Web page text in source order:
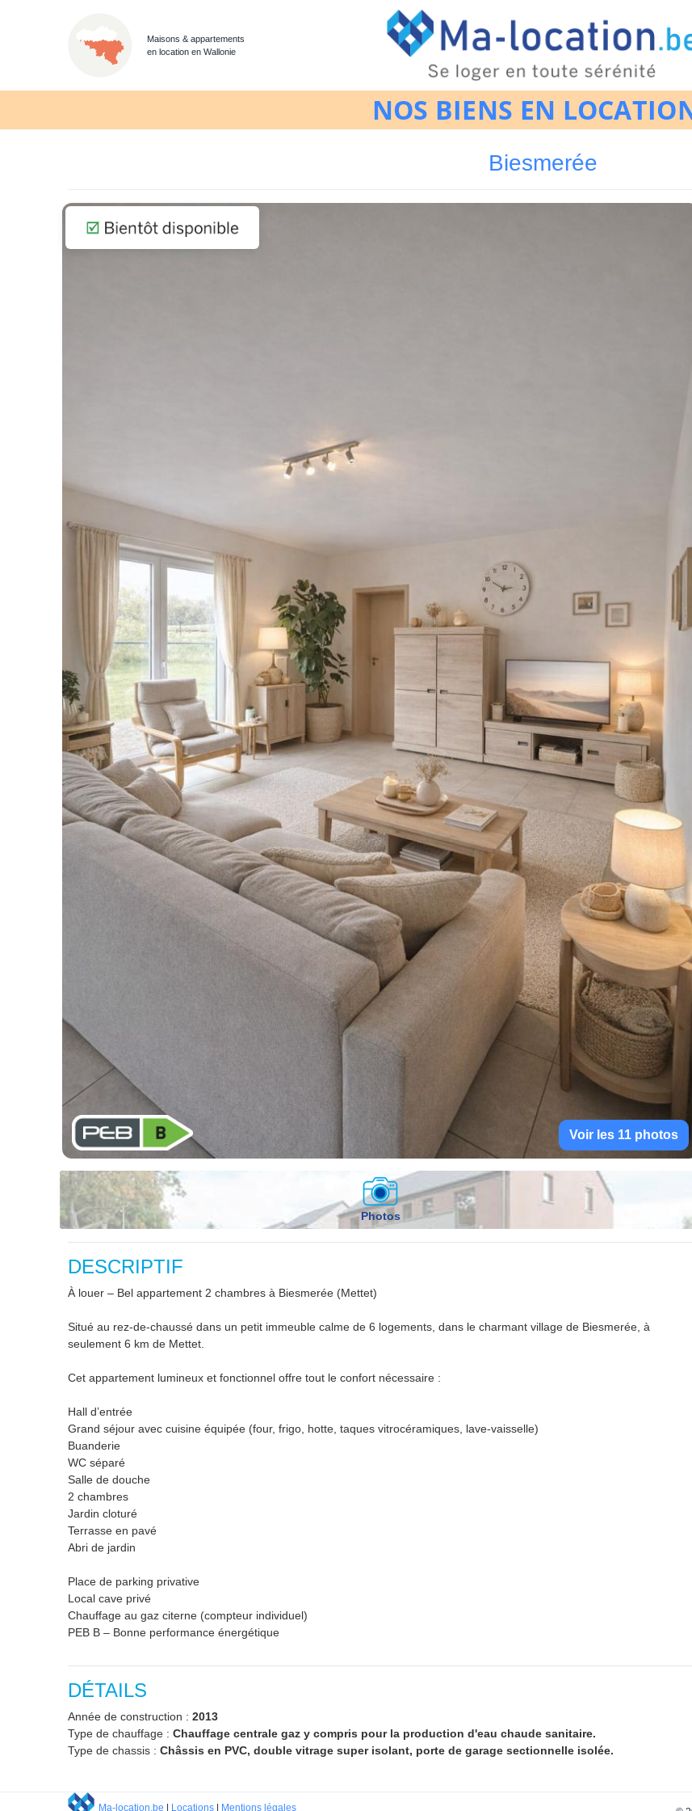
Maisons & appartements
en location en Wallonie
NOS BIENS EN
Biesmerée
Voir les 11 photos
Photos
DESCRIPTIF
À louer – Bel appartement 2 chambres à Biesmerée (Mettet)
Situé au rez-de-chaussé dans un petit immeuble calme de 6 logements, dans le charmant village de Biesmerée, à
seulement 6 km de Mettet.
Cet appartement lumineux et fonctionnel offre tout le confort nécessaire :
Hall d’entrée
Grand séjour avec cuisine équipée (four, frigo, hotte, taques vitrocéramiques, lave-vaisselle)
Buanderie
WC séparé
Salle de douche
2 chambres
Jardin cloturé
Terrasse en pavé
Abri de jardin
Place de parking privative
Local cave privé
Chauffage au gaz citerne (compteur individuel)
PEB B – Bonne performance énergétique
DÉTAILS
Année de construction : 2013
Type de chauffage : Chauffage centrale gaz y compris pour la production d'eau chaude sanitaire.
Type de chassis : Châssis en PVC, double vitrage super isolant, porte de garage sectionnelle isolée.
Ma-location.be Locations Mentions légales